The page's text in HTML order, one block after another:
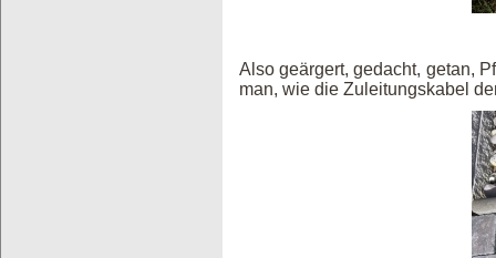
Also geärgert, gedacht, getan,
man, wie die Zuleitungskabel